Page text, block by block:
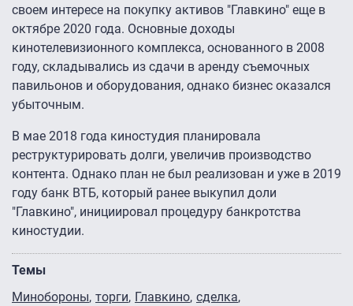
своем интересе на покупку активов "Главкино" еще в
октябре 2020 года. Основные доходы
кинотелевизионного комплекса, основанного в 2008
году, складывались из сдачи в аренду съемочных
павильонов и оборудования, однако бизнес оказался
убыточным.
В мае 2018 года киностудия планировала
реструктурировать долги, увеличив производство
контента. Однако план не был реализован и уже в 2019
году банк ВТБ, который ранее выкупил доли
"Главкино", инициировал процедуру банкротства
киностудии.
Темы
Минобороны торги Главкино сделка